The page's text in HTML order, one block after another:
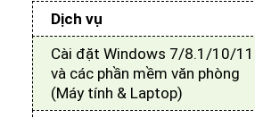
Dịch vụ
Cài đặt Windows 7/8.1/10/11
và các phần mềm văn phòng
(Máy tính & Laptop)